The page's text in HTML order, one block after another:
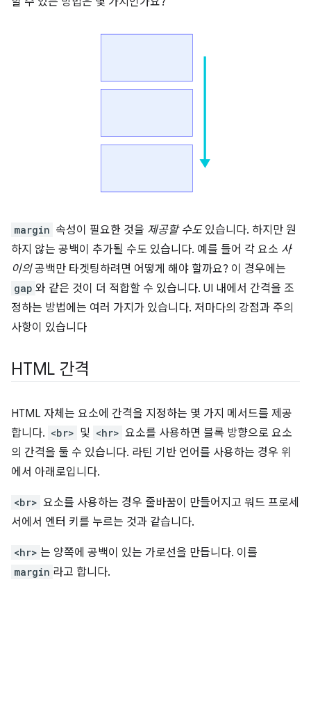
margin 속성이 필요한 것을 제공할 수도있습니다. 하지만 원
하지 않는 공백이 추가될 수도 있습니다. 예를 들어 각 요소 사
이의공백만 타겟팅하려면 어떻게 해야 할까요? 이 경우에는
gap 와 같은 것이 더 적합할 수 있습니다. UI 내에서 간격을 조
정하는 방법에는 여러 가지가 있습니다. 저마다의 강점과 주의
사항이 있습니다
HTML 간격
HTML 자체는 요소에 간격을 지정하는 몇 가지 메서드를 제공
합니다. <br> 및 <hr> 요소를 사용하면 블록 방향으로 요소
의 간격을 둘 수 있습니다. 라틴 기반 언어를 사용하는 경우 위
에서 아래로입니다.
<br> 요소를 사용하는 경우 줄바꿈이 만들어지고 워드 프로세
서에서 엔터 키를 누르는 것과 같습니다.
<hr> 는 양쪽에 공백이 있는 가로선을 만듭니다. 이를
margin 라고 합니다.